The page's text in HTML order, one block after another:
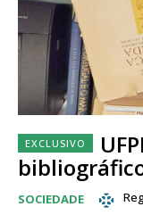
SOCIEDADE